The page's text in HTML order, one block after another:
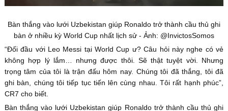
Bàn thắng vào lưới Uzbekistan giúp Ronaldo trở thành cầu thủ ghi
bàn ở nhiều kỳ World Cup nhất lịch sử - Ảnh: @InvictosSomos
“Đối đầu với Leo Messi tại World Cup ư? Câu hỏi này nghe có vẻ
không hợp lý lắm… nhưng được thôi. Sẽ thật tuyệt vời. Nhưng
trọng tâm của tôi là trận đấu hôm nay. Chúng tôi đã thắng, tôi đã
ghi bàn, chúng tôi tiếp tục tiến lên cùng nhau. Tôi rất hạnh phúc”,
CR7 cho biết.
Bàn thắng vào lưới Uzbekistan giúp Ronaldo trở thành cầu thủ ghi